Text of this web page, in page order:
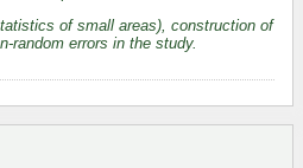
of small areas), construction of
random errors in the study.